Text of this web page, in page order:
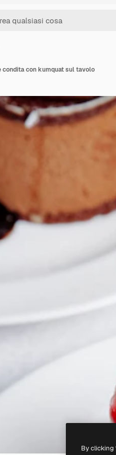
con kumquat sul tavolo
By clicking